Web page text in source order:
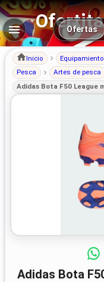
Ofertas
Inicio
Pesca
Artes de pesca
Adidas Bota F50 League
Adidas Bota F50 League multisuperficie –